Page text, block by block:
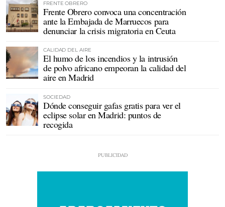
FRENTE OBRERO
Frente Obrero convoca una concentración
ante la Embajada de Marruecos para
denunciar la crisis migratoria en Ceuta
CALIDAD DEL AIRE
El humo de los incendios y la intrusión
de polvo africano empeoran la calidad del
aire en Madrid
SOCIEDAD
Dónde conseguir gafas gratis para ver el
eclipse solar en Madrid: puntos de
recogida